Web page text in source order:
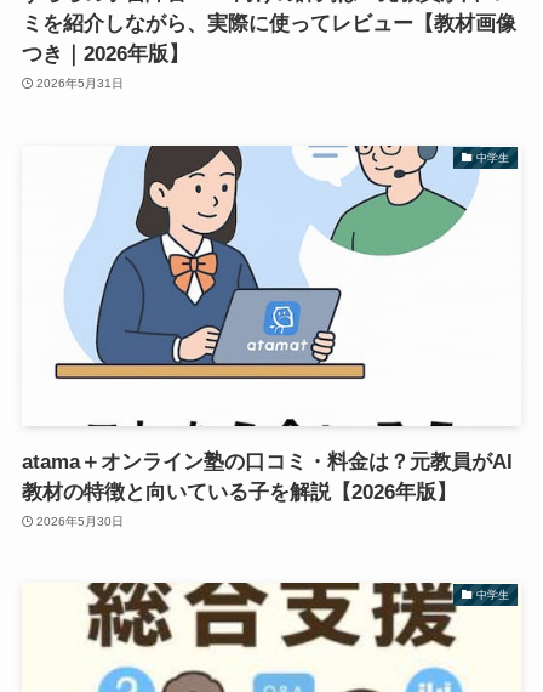
ミを紹介しながら、実際に使ってレビュー【教材画像
つき｜2026年版】
2026年5月31日
中学生
atama＋オンライン塾の口コミ・料金は？元教員がAI
教材の特徴と向いている子を解説【2026年版】
2026年5月30日
中学生